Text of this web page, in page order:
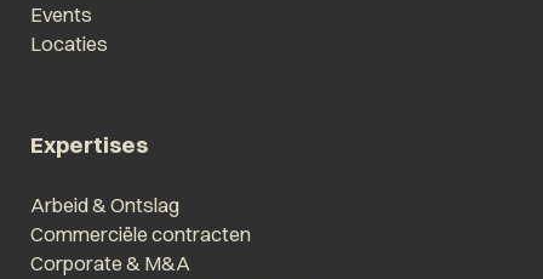
Events
Locaties
Expertises
Arbeid & Ontslag
Commerciële contracten
Corporate & M&A